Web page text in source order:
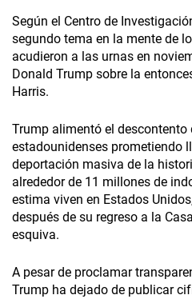
Según el Centro de
segundo tema en la mente de
acudieron a las urnas en
Donald Trump sobre la
Harris.
Trump alimentó el descontento
estadounidenses prometiendo
deportación masiva de la
alrededor de 11 millones de
estima viven en Estados
después de su regreso a la
esquiva.
A pesar de proclamar
Trump ha dejado de publicar